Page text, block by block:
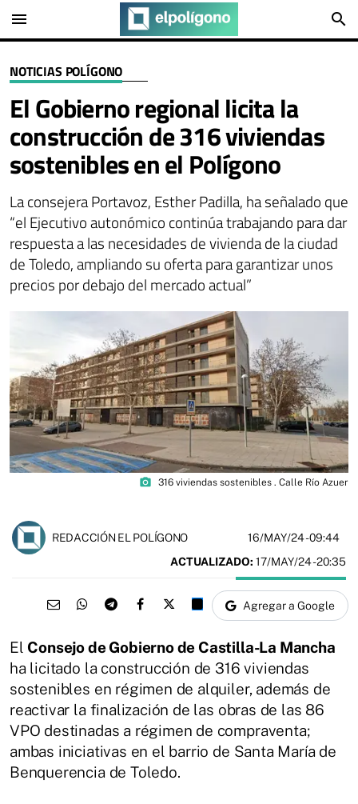
menu search
NOTICIAS POLÍGONO
El Gobierno regional licita la
construcción de 316 viviendas
sostenibles en el Polígono
La consejera Portavoz, Esther Padilla, ha señalado que
“el Ejecutivo autonómico continúa trabajando para dar
respuesta a las necesidades de vivienda de la ciudad
de Toledo, ampliando su oferta para garantizar unos
precios por debajo del mercado actual”
photo_camera 316 viviendas sostenibles . Calle Río Azuer
REDACCIÓN EL POLÍGONO 16/MAY/24- 09:44
ACTUALIZADO: 17/MAY/24 - 20:35
Agregar a Google
El Consejo de Gobierno de Castilla-La Mancha
ha licitado la construcción de 316 viviendas
sostenibles en régimen de alquiler, además de
reactivar la finalización de las obras de las 86
VPO destinadas a régimen de compraventa;
ambas iniciativas en el barrio de Santa María de
Benquerencia de Toledo.